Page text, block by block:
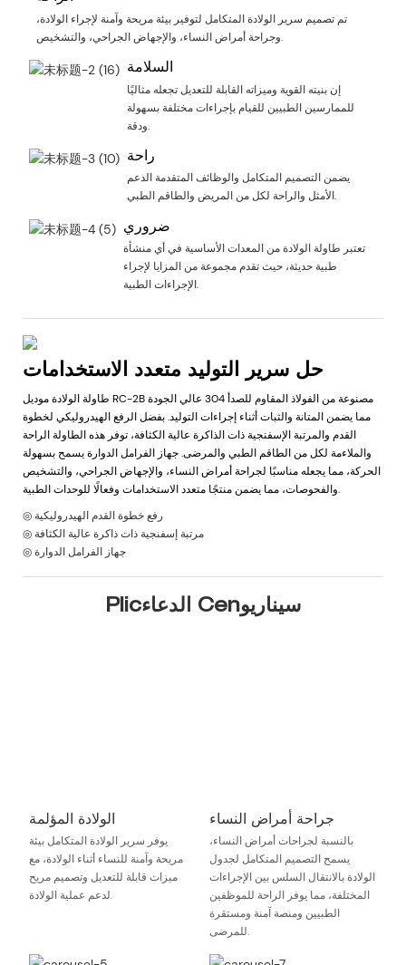
تم تصميم سرير الولادة المتكامل لتوفير بيئة مريحة وآمنة لإجراء الولادة،
وجراحة أمراض النساء، والإجهاض الجراحي، والتشخيص.
السلامة
إن بنيته القوية وميزاته القابلة للتعديل تجعله مثاليًا
للممارسين الطبيين للقيام بإجراءات مختلفة بسهولة
ودقة.
راحة
يضمن التصميم المتكامل والوظائف المتقدمة الدعم
الأمثل والراحة لكل من المريض والطاقم الطبي.
ضروري
تعتبر طاولة الولادة من المعدات الأساسية في أي منشأة
طبية حديثة، حيث تقدم مجموعة من المزايا لإجراء
الإجراءات الطبية.
حل سرير التوليد متعدد الاستخدامات
طاولة الولادة موديل RC-2B مصنوعة من الفولاذ المقاوم للصدأ 304 عالي الجودة
مما يضمن المتانة والثبات أثناء إجراءات التوليد. بفضل الرفع الهيدروليكي لخطوة
القدم والمرتبة الإسفنجية ذات الذاكرة عالية الكثافة، توفر هذه الطاولة الراحة
والملاءمة لكل من الطاقم الطبي والمرضى. جهاز الفرامل الدوارة يسمح بسهولة
الحركة، مما يجعله مناسبًا لجراحة أمراض النساء، والإجهاض الجراحي، والتشخيص
والفحوصات، مما يضمن منتجًا متعدد الاستخدامات وفعالًا للوحدات الطبية.
◎ رفع خطوة القدم الهيدروليكية
◎ مرتبة إسفنجية ذات ذاكرة عالية الكثافة
◎ جهاز الفرامل الدوارة
Plicالدعاء Cenسيناريو
الولادة المؤلمة
يوفر سرير الولادة المتكامل بيئة
مريحة وآمنة للنساء أثناء الولادة، مع
ميزات قابلة للتعديل وتصميم مريح
لدعم عملية الولادة.
جراحة أمراض النساء
بالنسبة لجراحات أمراض النساء،
يسمح التصميم المتكامل لجدول
الولادة بالانتقال السلس بين الإجراءات
المختلفة، مما يوفر الراحة للموظفين
الطبيين ومنصة آمنة ومستقرة
للمرضى.